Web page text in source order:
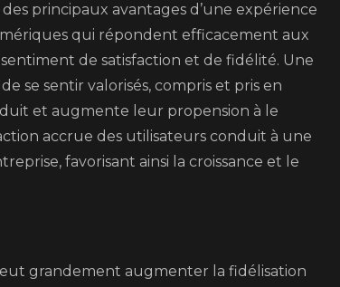
principaux avantages d’une expérience
qui répondent efficacement aux
de satisfaction et de fidélité. Une
se sentir valorisés, compris et pris en
et augmente leur propension à le
accrue des utilisateurs conduit à une
favorisant ainsi la croissance et le
grandement augmenter la fidélisation